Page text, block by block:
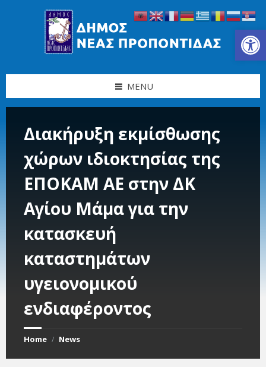
Ανοίξτε τη γραμμή εργαλείων
MENU
Διακήρυξη εκμίσθωσης
χώρων ιδιοκτησίας της
ΕΠΟΚΑΜ ΑΕ στην ΔΚ
Αγίου Μάμα για την
κατασκευή
καταστημάτων
υγειονομικού
ενδιαφέροντος
Home / News